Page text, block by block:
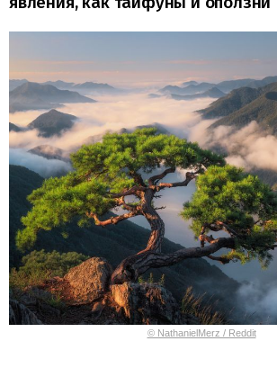
© NathanielMerz / Reddit